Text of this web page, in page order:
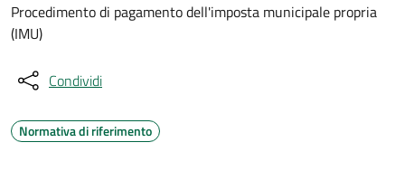
Procedimento di pagamento dell'imposta municipale propria
(IMU)
Condividi
Normativa di riferimento